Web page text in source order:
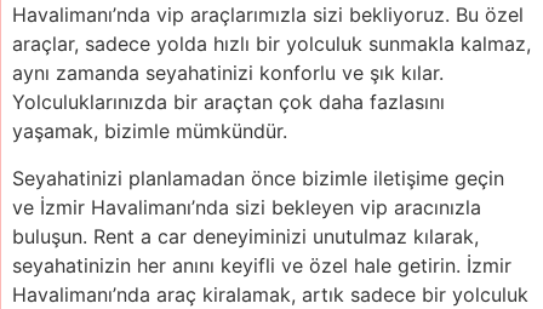
Havalimanı’nda vip araçlarımızla sizi bekliyoruz. Bu özel
araçlar, sadece yolda hızlı bir yolculuk sunmakla kalmaz,
aynı zamanda seyahatinizi konforlu ve şık kılar.
Yolculuklarınızda bir araçtan çok daha fazlasını
yaşamak, bizimle mümkündür.
Seyahatinizi planlamadan önce bizimle iletişime geçin
ve İzmir Havalimanı’nda sizi bekleyen vip aracınızla
buluşun. Rent a car deneyiminizi unutulmaz kılarak,
seyahatinizin her anını keyifli ve özel hale getirin. İzmir
Havalimanı’nda araç kiralamak, artık sadece bir yolculuk